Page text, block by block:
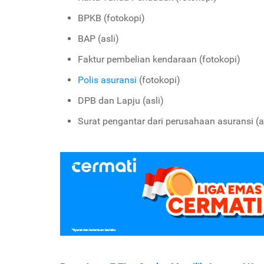
BPKB (fotokopi)
BAP (asli)
Faktur pembelian kendaraan (fotokopi)
Polis asuransi (fotokopi)
DPB dan Lapju (asli)
Surat pengantar dari perusahaan asuransi